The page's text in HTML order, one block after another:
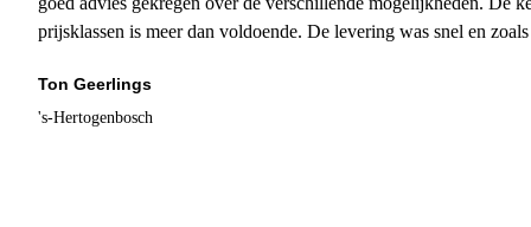
prijsklassen is meer dan voldoende. De levering was snel en
Ton Geerlings
's-Hertogenbosch